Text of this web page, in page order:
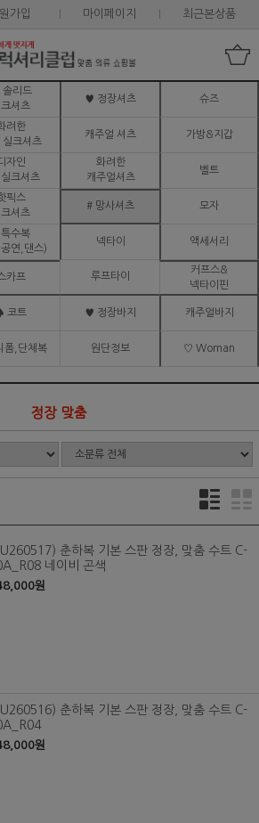
가입 마이페이지 최근본상품
리드
크셔츠
♥ 정장셔츠 슈즈
려한
실크셔츠
캐주얼 셔츠 가방&지갑
자인
크셔츠
화려한
캐주얼셔츠
벨트
픽스
크셔츠
# 망사셔츠 모자
수복
연,댄스)
넥타이 액세서리
카프 루프타이
커프스&
넥타이핀
코트 ♥ 정장바지 캐주얼바지
폼,단체복 원단정보 ♡ Woman
정장 맞춤
춘하복 기본 스판 정장, 맞춤 수트 C-
네이비 곤색
원
춘하복 기본 스판 정장, 맞춤 수트 C-
원